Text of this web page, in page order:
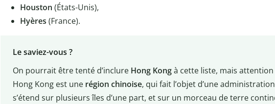
Houston (États-Unis),
Hyères (France).
Le saviez-vous ?
On pourrait être tenté d’inclure Hong Kongà cette liste, mais
Hong Kong est une région chinoise, qui fait l’objet d’une
s’étend sur plusieurs îles d’une part, et sur un morceau de terre